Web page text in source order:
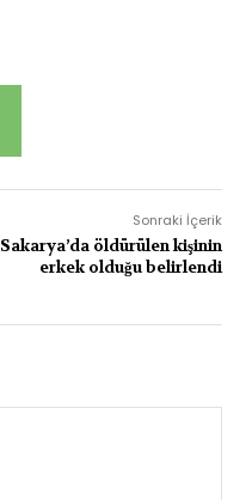
Sonraki İçerik
Sakarya’da öldürülen kişinin
erkek olduğu belirlendi